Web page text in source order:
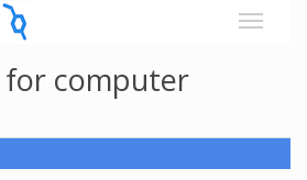
for computer